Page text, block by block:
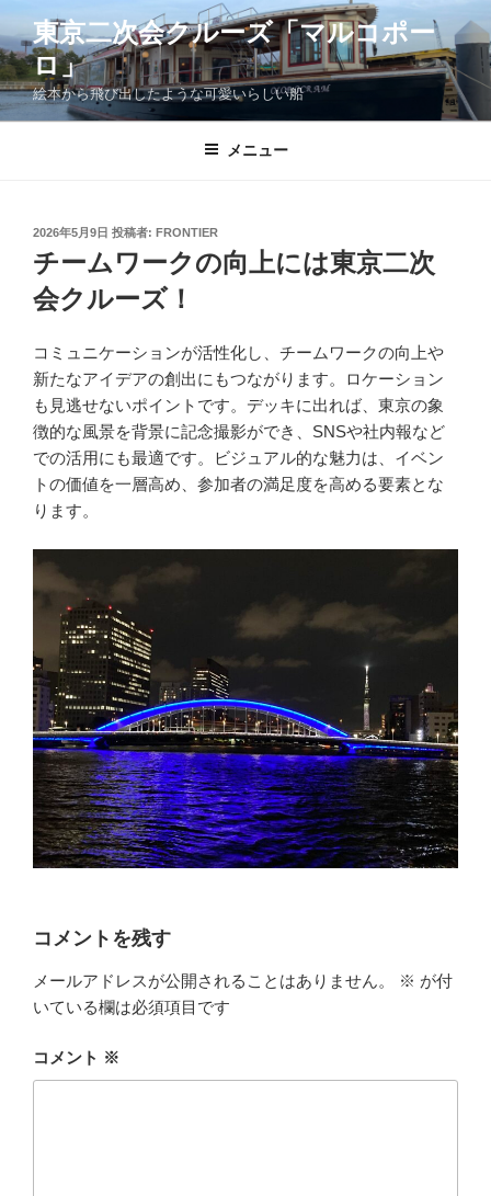
ン
テ
ン
ツ
東京二次会クルーズ「マルコポー
ロ」
絵本から飛び出したような可愛いらしい船
メニュー
投
日:
2026年5月9日 投稿者: FRONTIER
チームワークの向上には東京二次
会クルーズ！
コミュニケーションが活性化し、チームワークの向上や
新たなアイデアの創出にもつながります。ロケーション
も見逃せないポイントです。デッキに出れば、東京の象
徴的な風景を背景に記念撮影ができ、SNSや社内報など
での活用にも最適です。ビジュアル的な魅力は、イベン
トの価値を一層高め、参加者の満足度を高める要素とな
ります。
コメントを残す
メールアドレスが公開されることはありません。 ※ が付
いている欄は必須項目です
コメント ※